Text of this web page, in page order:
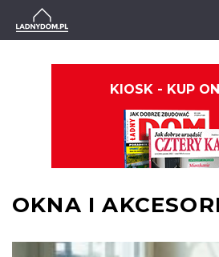
KIOSK - KUP
OKNA I